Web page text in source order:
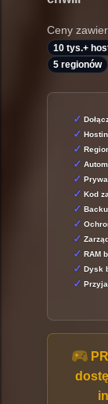
Ceny
10 tys.+
5 regionów
Kod
RAM
Dysk